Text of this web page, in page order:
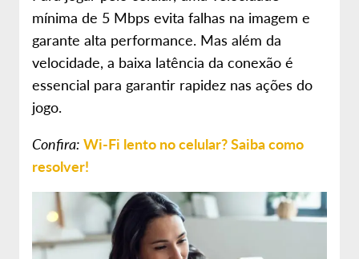
mínima de 5 Mbps evita falhas na imagem e
garante alta performance. Mas além da
velocidade, a baixa latência da conexão é
essencial para garantir rapidez nas ações do
jogo.
Confira: Wi-Fi lento no celular? Saiba como
resolver!